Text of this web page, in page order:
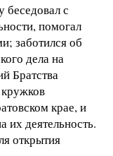
беседовал с
помогал
заботился об
дела на
Братства
крае, и
их деятельность.
открытия